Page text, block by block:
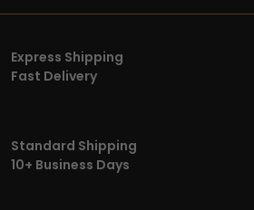
Express Shipping
Fast Delivery
Standard Shipping
10+ Business Days